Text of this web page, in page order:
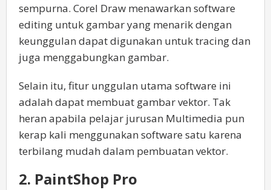
sempurna. Corel Draw menawarkan software
editing untuk gambar yang menarik dengan
keunggulan dapat digunakan untuk tracing dan
juga menggabungkan gambar.
Selain itu, fitur unggulan utama software ini
adalah dapat membuat gambar vektor. Tak
heran apabila pelajar jurusan Multimedia pun
kerap kali menggunakan software satu karena
terbilang mudah dalam pembuatan vektor.
2. PaintShop Pro